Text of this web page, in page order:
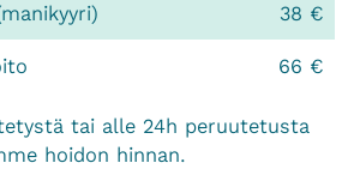
38 €
66 €
tai alle 24h peruutetusta
hoidon hinnan.